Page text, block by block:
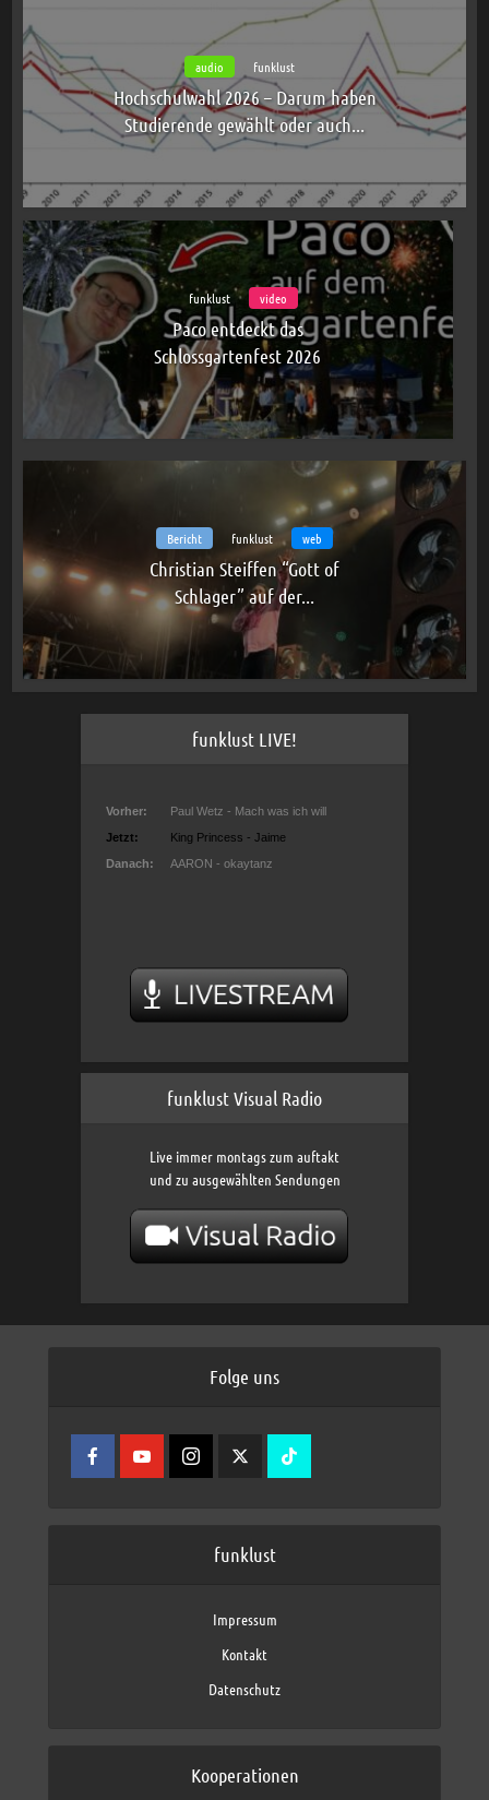
audio funklust
Hochschulwahl 2026 – Darum haben
Studierende gewählt oder auch...
funklust video
Paco entdeckt das
Schlossgartenfest 2026
Bericht funklust web
Christian Steiffen “Gott of
Schlager” auf der...
funklust LIVE!
funklust Visual Radio
Live immer montags zum auftakt
und zu ausgewählten Sendungen
Folge uns
funklust
Impressum
Kontakt
Datenschutz
Kooperationen